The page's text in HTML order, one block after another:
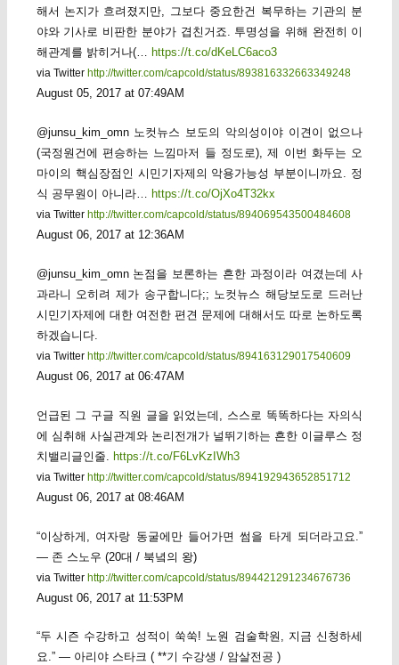
해서 논지가 흐려졌지만, 그보다 중요한건 복무하는 기관의 분
야와 기사로 비판한 분야가 겹친거죠. 투명성을 위해 완전히 이
해관계를 밝히거나(… https://t.co/dKeLC6aco3
via Twitter http://twitter.com/capcold/status/893816332663349248
August 05, 2017 at 07:49AM
@junsu_kim_omn 노컷뉴스 보도의 악의성이야 이견이 없으나
(국정원건에 편승하는 느낌마저 들 정도로), 제 이번 화두는 오
마이의 핵심장점인 시민기자제의 악용가능성 부분이니까요. 정
식 공무원이 아니라… https://t.co/OjXo4T32kx
via Twitter http://twitter.com/capcold/status/894069543500484608
August 06, 2017 at 12:36AM
@junsu_kim_omn 논점을 보론하는 흔한 과정이라 여겼는데 사
과라니 오히려 제가 송구합니다;; 노컷뉴스 해당보도로 드러난
시민기자제에 대한 여전한 편견 문제에 대해서도 따로 논하도록
하겠습니다.
via Twitter http://twitter.com/capcold/status/894163129017540609
August 06, 2017 at 06:47AM
언급된 그 구글 직원 글을 읽었는데, 스스로 똑똑하다는 자의식
에 심취해 사실관계와 논리전개가 널뛰기하는 흔한 이글루스 정
치밸리글인줄.
https://t.co/F6LvKzIWh3
via Twitter http://twitter.com/capcold/status/894192943652851712
August 06, 2017 at 08:46AM
“이상하게, 여자랑 동굴에만 들어가면 썸을 타게 되더라고요.”
— 존 스노우 (20대 / 북녘의 왕)
via Twitter http://twitter.com/capcold/status/894421291234676736
August 06, 2017 at 11:53PM
“두 시즌 수강하고 성적이 쑥쑥! 노원 검술학원, 지금 신청하세
요.” — 아리야 스타크 ( **기 수강생 / 암살전공 )